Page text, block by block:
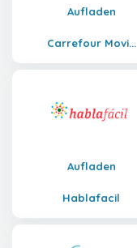
Aufladen
Carrefour Movi...
Aufladen
Hablafacil